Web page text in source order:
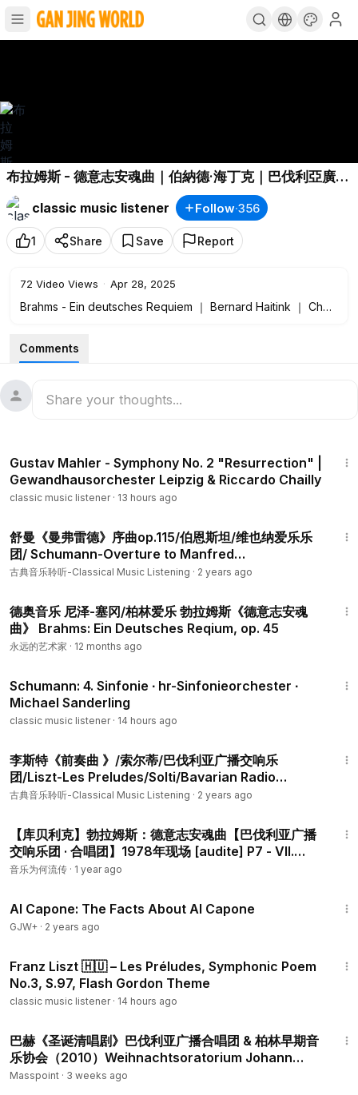
布拉姆斯 - 德意志安魂曲｜伯納德·海丁克｜巴伐利亞廣播
合唱團及巴伐利亞廣播交響樂團 Brahms - Ein
deutsches Requiem ｜ Bernard Haitink ｜ Chor des
BR und BRSO
classic music listener Follow·356
1 Share Save Report
72 Video Views · Apr 28, 2025
Brahms - Ein deutsches Requiem ｜ Bernard Haitink ｜ Chor
布拉姆斯 - 德意志安魂曲｜伯納德·海丁克｜巴伐利亞廣播合唱團
及巴伐利亞廣播交響樂團
232 views Apr 27, 2025
Accademia Nazionale di Santa Cecilia
232 瀏覽 2025 年 4 月 27 日
聖切契利亞國立學院
指揮：安東尼奧·帕帕諾
Principal Flute: Andrea Oliva
Principal Oboe: Francesco di Rosa
長笛首席：安德里亞·奧利瓦
➤ITA
Questo inizio di sinfonia è molto delicato per il flauto,
Il passaggio è un perfetto esempio di come a volte
Schumann usi il flauto come una “luce” ulteriore data ai
materiali tematici dei primi violini, "challenging" per
➤ITA
這首交響曲的開頭對於長笛來說非常精緻，長笛是弦樂和木管樂
器之間的過渡音，是各部分之間旋律和洪亮的連結。
材料的額外“光”，以“挑戰”合奏、音準和“平衡”。
Nel secondo estratto dall'adagio questa frase donata al
più suggestivi e allo stesso tempo delicati dell’intero
movimento.
個樂章中最令人回味、同時也是最精緻的段落之一。
➤ENG
This beginning of the symphony is so delicate for the flute,
woodwinds, melodic and sound connection between the
sections.
➤ENG
Comments
Gustav Mahler - Symphony No. 2 "Resurrection" |
Gewandhausorchester Leipzig & Riccardo Chailly
classic music listener· 13 hours ago
舒曼《曼弗雷德》序曲op.115/伯恩斯坦/维也纳爱乐乐
团/ Schumann-Overture to Manfred
Op.115/Bernstein/Wiener Philharmoniker
古典音乐聆听-Classical Music Listening · 2 years ago
德奥音乐 尼泽-塞冈/柏林爱乐 勃拉姆斯《德意志安魂
曲》 Brahms: Ein Deutsches Reqium, op. 45
永远的艺术家 · 12 months ago
Schumann: 4. Sinfonie ∙ hr-Sinfonieorchester ∙
Michael Sanderling
classic music listener· 14 hours ago
李斯特《前奏曲 》/索尔蒂/巴伐利亚广播交响乐
团/Liszt-Les Preludes/Solti/Bavarian Radio
Symphony Orchestra
古典音乐聆听-Classical Music Listening · 2 years ago
【库贝利克】勃拉姆斯：德意志安魂曲【巴伐利亚广播
交响乐团 · 合唱团】1978年现场 [audite] P7 - VII.
Selig sind die Toten, die in dem Herren sterben
音乐为何流传 · 1 year ago
Al Capone: The Facts About Al Capone
GJW+ · 2 years ago
Franz Liszt 🇭🇺 – Les Préludes, Symphonic Poem
No.3, S.97, Flash Gordon Theme
classic music listener· 14 hours ago
巴赫《圣诞清唱剧》巴伐利亚广播合唱团 & 柏林早期音
乐协会（2010）Weihnachtsoratorium Johann
Sebastian Bach P2 - 1-3
Masspoint · 3 weeks ago